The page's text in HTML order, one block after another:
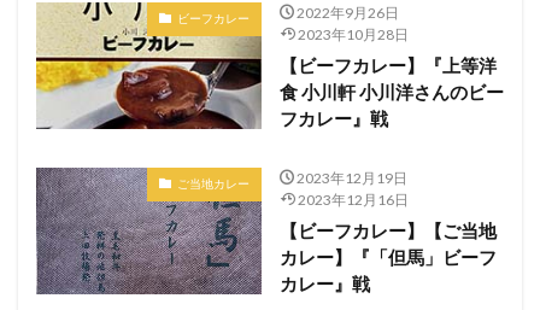
ビーフカレー
2022年9月26日
2023年10月28日
【ビーフカレー】『上等洋
食 小川軒 小川洋さんのビー
フカレー』戦
ご当地カレー
2023年12月19日
2023年12月16日
【ビーフカレー】【ご当地
カレー】『「但馬」ビーフ
カレー』戦